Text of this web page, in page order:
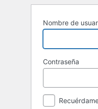
Nombre de
Contraseña